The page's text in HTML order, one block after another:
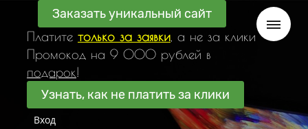
Заказать уникальный сайт
Платите только за заявки , а не за клики
Промокод на 9 000 рублей в
подарок!
Узнать, как не платить за клики
Вход